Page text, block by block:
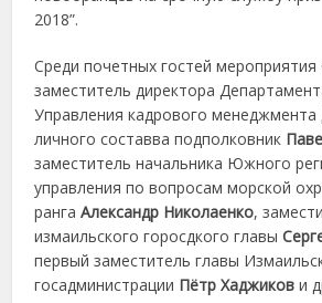
2018”.
Среди почетных гостей мероприятия
заместитель директора
Управления кадрового
личного составва подполковник
заместитель начальника Южного
управления по вопросам морской
рангаАлександр Николаенко,
измаильского горосдкого главы
первый заместитель главы
госадминистрации Пётр Хаджиков и